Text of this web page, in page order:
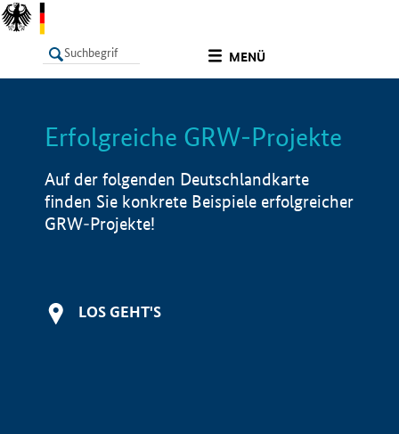
MENÜ
LISTE Info
Erfolgreiche GRW-Projekte
Auf der folgenden Deutschlandkarte
finden Sie konkrete Beispiele erfolgreicher
GRW-Projekte!
LOS GEHT'S